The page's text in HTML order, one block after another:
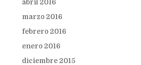
abril 2016
marzo 2016
febrero 2016
enero 2016
diciembre 2015